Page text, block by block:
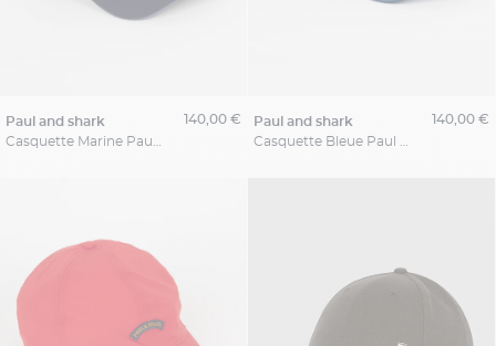
paul and shark
140,00 €
paul and shark
140,00 €